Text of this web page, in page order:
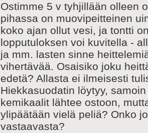
Ostimme 5 v tyhjillään olleen
pihassa on muovipeitteinen
koko ajan ollut vesi, ja tontti
lopputuloksen voi kuvitella -
ja mm. lasten sinne
vihertävää. Osaisiko joku
edetä? Allasta ei ilmeisesti
Hiekkasuodatin löytyy,
kemikaalit lähtee ostoon,
ylipäätään vielä peliä? Onko
vastaavasta?